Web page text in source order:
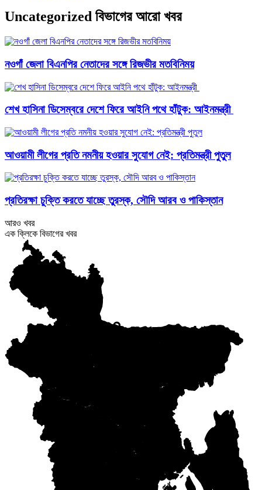
Uncategorized বিভাগের আরো খবর
নওগাঁ জেলা বিএনপির নেতাদের সঙ্গে রিজভীর মতবিনিময়
শেখ হাসিনা ডিসেম্বরে দেশে ফিরে আইনি পথে হাঁটুক: আইনমন্ত্রী
আওয়ামী লীগের প্রতি নমনীয় হওয়ার সুযোগ নেই: প্রতিমন্ত্রী পুতুল
প্রতিরক্ষা চুক্তি করতে যাচ্ছে তুরস্ক, সৌদি আরব ও পাকিস্তান
আরও খবর
এক ক্লিকে বিভাগের খবর